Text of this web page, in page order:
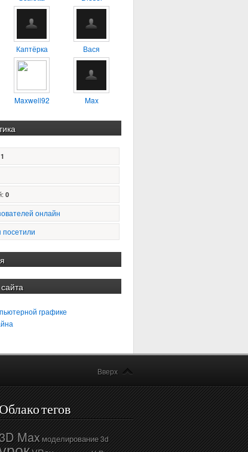
Каптёрка Вася
Maxwell92 Max
1
0
онлайн
посетили
графике
Вверх
тегов
Maxмоделирование3d